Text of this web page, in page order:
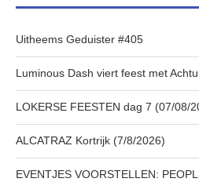
Uitheems Geduister #405
Luminous Dash viert feest met
LOKERSE FEESTEN dag 7 (07/08/
ALCATRAZ Kortrijk (7/8/2026)
EVENTJES VOORSTELLEN: